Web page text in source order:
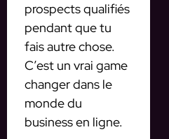
prospects qualifiés
pendant que tu
fais autre chose.
C’est un vrai game
changer dans le
monde du
business en ligne.